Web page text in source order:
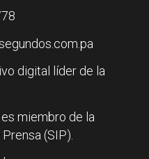
digital líder de la
miembro de la
(SIP).